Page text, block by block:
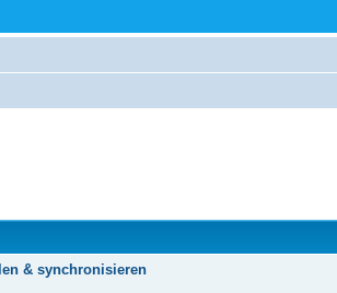
& synchronisieren